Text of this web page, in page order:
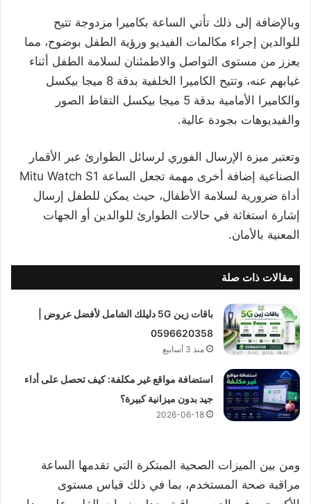
وبالإضافة إلى ذلك تأتي الساعة بكاميرا مزدوجة تتيح
للوالدين إجراء مكالمات الفيديو ورؤية الطفل بوضوح، مما
يعزز من مستوى التواصل والاطمئنان لسلامة الطفل أثناء
غيابهم عنه، وتتيح الكاميرا الخلفية بدقة 8 ميجا بيكسل
والكاميرا الأمامية بدقة 5 ميجا بيكسل التقاط الصور
والفيديوهات بجودة عالية.
وتعتبر ميزة الإرسال الفوري لرسائل الطوارئ عبر الأقمار
الصناعية إضافة أخرى مهمة تجعل الساعة Mitu Watch S1
أداة ضرورية لسلامة الأطفال، حيث يمكن للطفل إرسال
إشارة استغاثة في حالات الطوارئ للوالدين أو الجهات
المعنية بالأمان.
مقالات ذات صلة
باقات زين 5G دليلك الشامل لأفضل عروض |
0596620358
منذ 3 أسابيع
استضافة مواقع غير مكلفة: كيف تحصل على أداء
جيد بدون ميزانية كبيرة؟
2026-06-18
ومن بين الميزات الصحية المبتكرة التي تقدمها الساعة
مراقبة صحة المستخدم، بما في ذلك قياس مستوى